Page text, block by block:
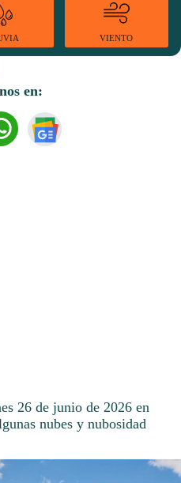
VIENTO
en:
26 de junio de 2026 en
nubes y nubosidad